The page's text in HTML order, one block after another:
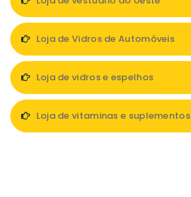
Loja de Vidros de Automóveis
Loja de vidros e espelhos
Loja de vitaminas e suplementos